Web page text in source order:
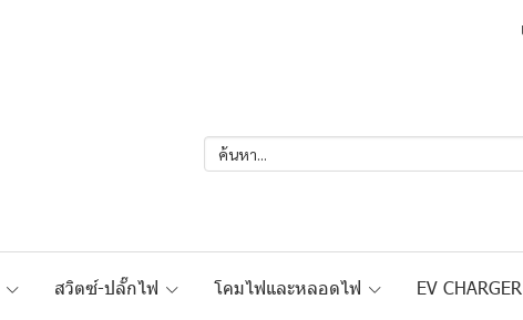
สวิตซ์-ปลั๊กไฟ โคมไฟและหลอดไฟ EV